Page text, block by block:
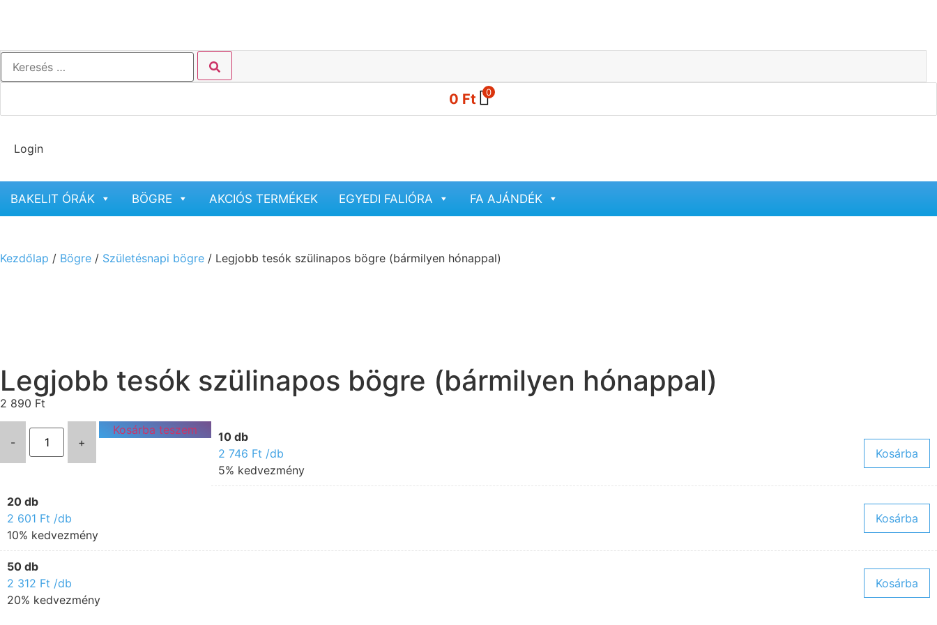
0 Ft 0
Login
BAKELIT ÓRÁK BÖGRE AKCIÓS TERMÉKEK EGYEDI FALIÓRA FA AJÁNDÉK
Kezdőlap / Bögre / Születésnapi bögre / Legjobb tesók szülinapos bögre (bármilyen hónappal)
Legjobb tesók szülinapos bögre (bármilyen hónappal)
2 890 Ft
- +
Kosárba teszem
10 db
2 746 Ft /db
5% kedvezmény
Kosárba
20 db
2 601 Ft /db
10% kedvezmény
Kosárba
50 db
2 312 Ft /db
20% kedvezmény
Kosárba